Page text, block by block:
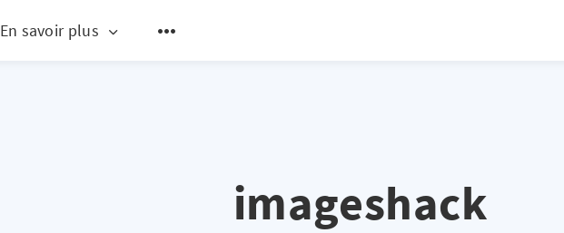
En savoir plus
imageshack